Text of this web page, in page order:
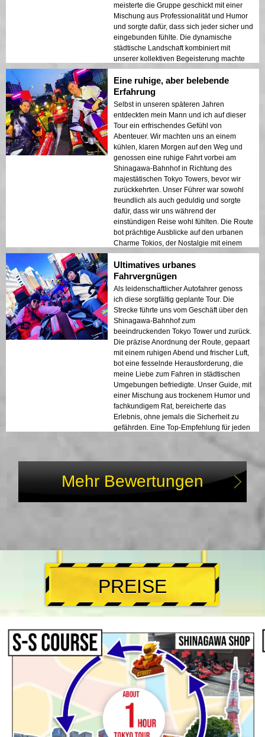
meisterte die Gruppe geschickt mit einer
Mischung aus Professionalität und Humor
und sorgte dafür, dass sich jeder sicher und
eingebunden fühlte. Die dynamische
städtische Landschaft kombiniert mit
unserer kollektiven Begeisterung machte
diesen Ausflug zu einem herausragenden
Erlebnis in Tokio für unser gesamtes Team.
Eine ruhige, aber belebende
Erfahrung
Selbst in unseren späteren Jahren
entdeckten mein Mann und ich auf dieser
Tour ein erfrischendes Gefühl von
Abenteuer. Wir machten uns an einem
kühlen, klaren Morgen auf den Weg und
genossen eine ruhige Fahrt vorbei am
Shinagawa-Bahnhof in Richtung des
majestätischen Tokyo Towers, bevor wir
zurückkehrten. Unser Führer war sowohl
freundlich als auch geduldig und sorgte
dafür, dass wir uns während der
einstündigen Reise wohl fühlten. Die Route
bot prächtige Ausblicke auf den urbanen
Charme Tokios, der Nostalgie mit einem
sanften Nervenkitzel verband und bewies,
dass selbst reife Reisende einen lebhaften
Tag genießen können.
Ultimatives urbanes
Fahrvergnügen
Als leidenschaftlicher Autofahrer genoss
ich diese sorgfältig geplante Tour. Die
Strecke führte uns vom Geschäft über den
Shinagawa-Bahnhof zum
beeindruckenden Tokyo Tower und zurück.
Die präzise Anordnung der Route, gepaart
mit einem ruhigen Abend und frischer Luft,
bot eine fesselnde Herausforderung, die
meine Liebe zum Fahren in städtischen
Umgebungen befriedigte. Unser Guide, mit
einer Mischung aus trockenem Humor und
fachkundigem Rat, bereicherte das
Erlebnis, ohne jemals die Sicherheit zu
gefährden. Eine Top-Empfehlung für jeden
Mehr Bewertungen
PREISE